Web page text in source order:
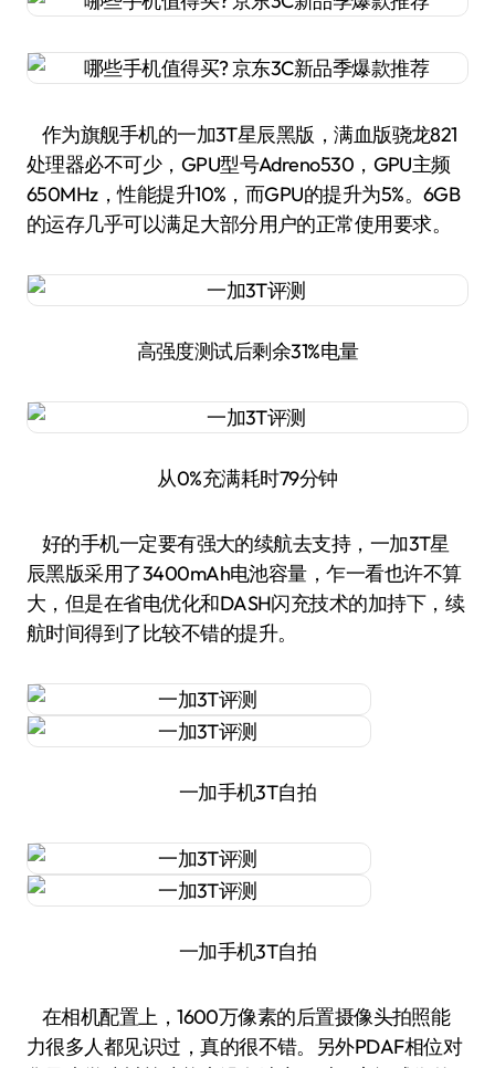
作为旗舰手机的一加3T星辰黑版，满血版骁龙821
处理器必不可少，GPU型号Adreno530，GPU主频
650MHz，性能提升10%，而GPU的提升为5%。6GB
的运存几乎可以满足大部分用户的正常使用要求。
高强度测试后剩余31%电量
从0%充满耗时79分钟
好的手机一定要有强大的续航去支持，一加3T星
辰黑版采用了3400mAh电池容量，乍一看也许不算
大，但是在省电优化和DASH闪充技术的加持下，续
航时间得到了比较不错的提升。
一加手机3T自拍
一加手机3T自拍
在相机配置上，1600万像素的后置摄像头拍照能
力很多人都见识过，真的很不错。另外PDAF相位对